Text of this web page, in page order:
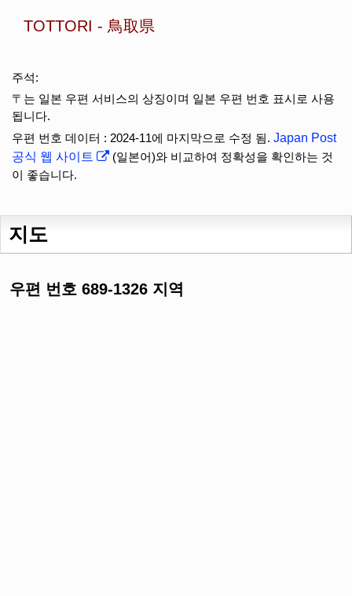
TOTTORI - 鳥取県
주석:
〒는 일본 우편 서비스의 상징이며 일본 우편 번호 표시로 사용
됩니다.
우편 번호 데이터 : 2024-11에 마지막으로 수정 됨. Japan Post
공식 웹 사이트
(일본어)와 비교하여 정확성을 확인하는 것
이 좋습니다.
지도
우편 번호 689-1326 지역